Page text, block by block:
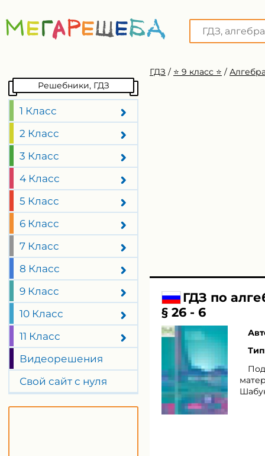
Решебники, ГДЗ
1 Класс
2 Класс
3 Класс
4 Класс
5 Класс
6 Класс
7 Класс
8 Класс
9 Класс
10 Класс
11 Класс
Видеорешения
Свой сайт с нуля
ГДЗ / ⭐️ 9 класс ⭐️ /
ГДЗ по
§ 26 - 6